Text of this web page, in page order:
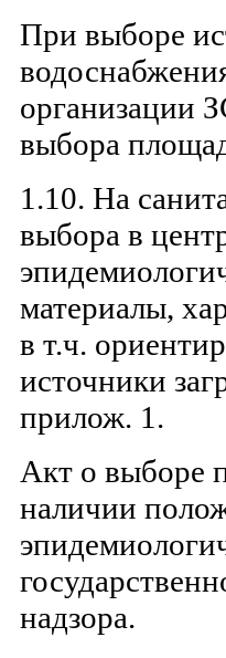
При выборе
организации
выбора
1.10. На
выбора в
материалы,
в т.ч.
источники
прилож. 1.
Акт о выборе
наличии
надзора.